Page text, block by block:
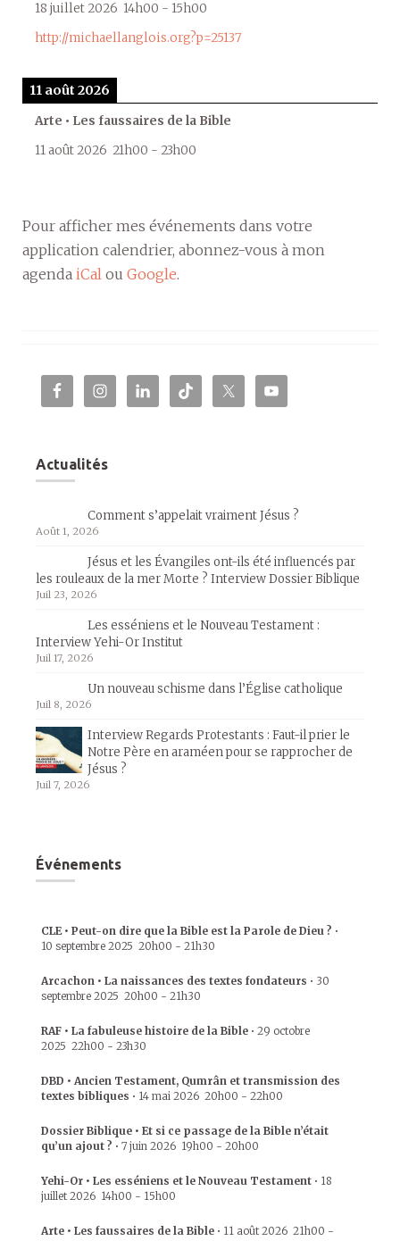
18 juillet 2026 14h00 - 15h00
http://michaellanglois.org?p=25137
11 août 2026
Arte • Les faussaires de la Bible
11 août 2026 21h00 - 23h00
Pour afficher mes événements dans votre
application calendrier, abonnez-vous à mon
agenda iCal ou Google.
Actualités
Comment s’appelait vraiment Jésus ?
Août 1, 2026
Jésus et les Évangiles ont-ils été influencés par
les rouleaux de la mer Morte ? Interview Dossier Biblique
Juil 23, 2026
Les esséniens et le Nouveau Testament :
Interview Yehi-Or Institut
Juil 17, 2026
Un nouveau schisme dans l’Église catholique
Juil 8, 2026
Interview Regards Protestants : Faut-il prier le
Notre Père en araméen pour se rapprocher de
Jésus ?
Juil 7, 2026
Événements
CLE • Peut-on dire que la Bible est la Parole de Dieu ? •
10 septembre 2025 20h00 - 21h30
Arcachon • La naissances des textes fondateurs • 30
septembre 2025 20h00 - 21h30
RAF • La fabuleuse histoire de la Bible • 29 octobre
2025 22h00 - 23h30
DBD • Ancien Testament, Qumrân et transmission des
textes bibliques • 14 mai 2026 20h00 - 22h00
Dossier Biblique • Et si ce passage de la Bible n’était
qu’un ajout ? • 7 juin 2026 19h00 - 20h00
Yehi-Or • Les esséniens et le Nouveau Testament • 18
juillet 2026 14h00 - 15h00
Arte • Les faussaires de la Bible • 11 août 2026 21h00 -